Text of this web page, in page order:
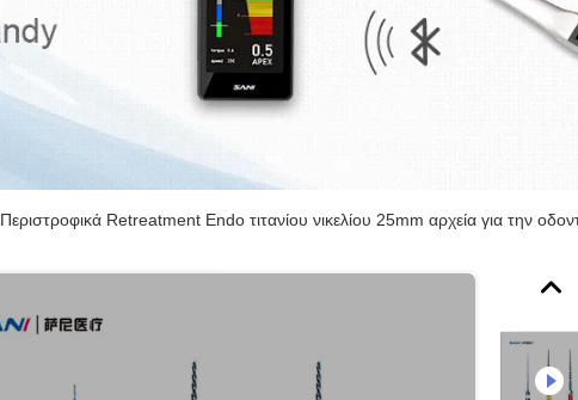
Περιστροφικά Retreatment Endo τιτανίου νικελίου 25mm αρχεία για την